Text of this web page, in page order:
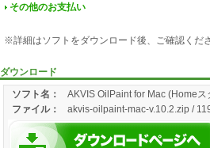
その他のお支払い
※詳細はソフトをダウンロード後、ご確認くださ
ダウンロード
ソフト名：
AKVIS OilPaint for Mac (Homeス
ファイル： akvis-oilpaint-mac-v.10.2.zip /